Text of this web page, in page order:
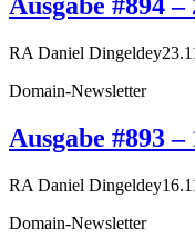
RA Daniel Dingeldey
Domain-Newsletter
Ausgabe #893
RA Daniel Dingeldey
Domain-Newsletter